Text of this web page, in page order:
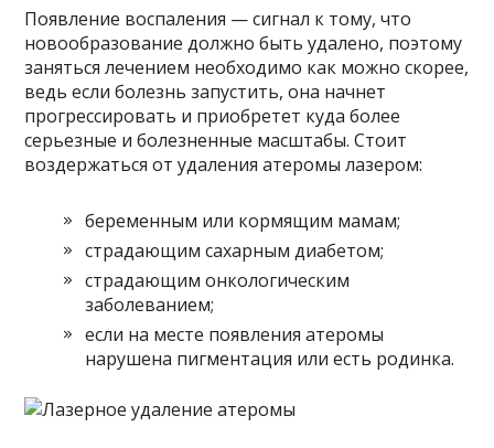
Появление воспаления — сигнал к тому, что
новообразование должно быть удалено, поэтому
заняться лечением необходимо как можно скорее,
ведь если болезнь запустить, она начнет
прогрессировать и приобретет куда более
серьезные и болезненные масштабы. Стоит
воздержаться от удаления атеромы лазером:
беременным или кормящим мамам;
страдающим сахарным диабетом;
страдающим онкологическим
заболеванием;
если на месте появления атеромы
нарушена пигментация или есть родинка.